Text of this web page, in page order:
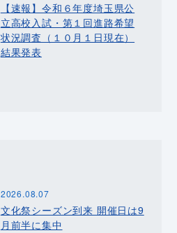
【速報】令和６年度埼玉県公
立高校入試・第１回進路希望
状況調査（１０月１日現在）
結果発表
2026.08.07
文化祭シーズン到来 開催日は9
月前半に集中